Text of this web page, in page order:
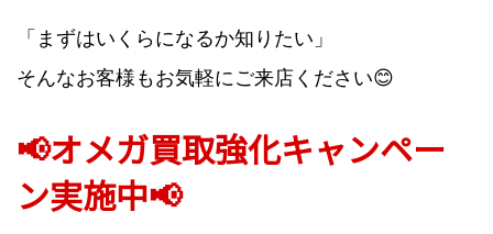
「まずはいくらになるか知りたい」
そんなお客様もお気軽にご来店ください😊
📢オメガ買取強化キャンペー
ン実施中📢